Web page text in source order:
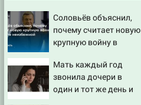
Соловьёв объяснил,
почему считает новую
крупную войну в
Мать каждый год
звонила дочери в
один и тот же день и